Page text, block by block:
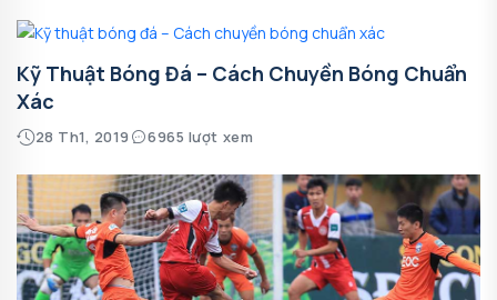
Kỹ Thuật Bóng Đá – Cách Chuyền Bóng Chuẩn
Xác
28 Th1, 2019 6965 lượt xem